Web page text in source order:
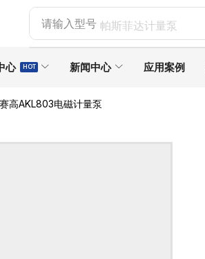
请输入型号 帕斯菲达计量泵
心 HOT 新闻中心 应用案例
高AKL803电磁计量泵